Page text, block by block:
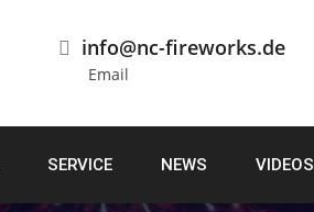
info@nc-fireworks.de
Email
SERVICE NEWS VIDEOS